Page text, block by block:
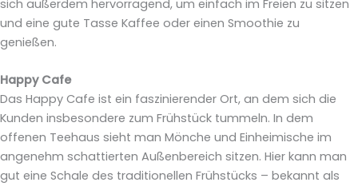
sich außerdem hervorragend, um einfach im Freien zu sitzen
und eine gute Tasse Kaffee oder einen Smoothie zu
genießen.
Happy Cafe
Das Happy Cafe ist ein faszinierender Ort, an dem sich die
Kunden insbesondere zum Frühstück tummeln. In dem
offenen Teehaus sieht man Mönche und Einheimische im
angenehm schattierten Außenbereich sitzen. Hier kann man
gut eine Schale des traditionellen Frühstücks – bekannt als